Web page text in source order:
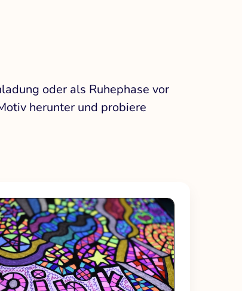
oder als Ruhephase vor
herunter und probiere